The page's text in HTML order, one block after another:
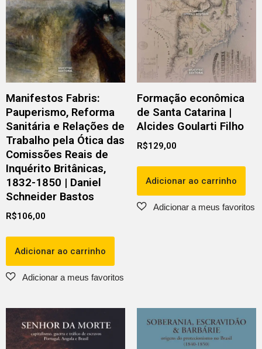
Manifestos Fabris:
Pauperismo, Reforma
Sanitária e Relações de
Trabalho pela Ótica das
Comissões Reais de
Inquérito Britânicas,
1832-1850 | Daniel
Schneider Bastos
R$106,00
Adicionar ao carrinho
Formação econômica
de Santa Catarina |
Alcides Goularti Filho
R$129,00
Adicionar ao carrinho